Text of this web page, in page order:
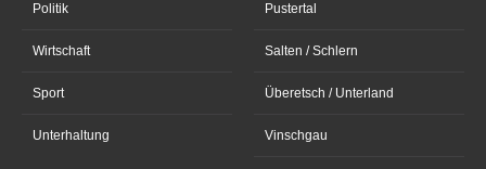
Politik
Wirtschaft
Sport
Unterhaltung
Pustertal
Salten / Schlern
Überetsch / Unterland
Vinschgau